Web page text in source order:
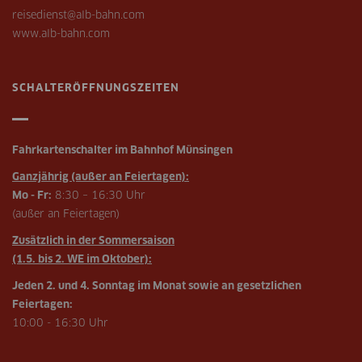
reisedienst@alb-bahn.com
www.alb-bahn.com
SCHALTERÖFFNUNGSZEITEN
Fahrkartenschalter im Bahnhof Münsingen
Ganzjährig (außer an Feiertagen):
Mo - Fr: 8:30 – 16:30 Uhr
(außer an Feiertagen)
Zusätzlich in der Sommersaison
(1.5. bis 2. WE im Oktober):
Jeden 2. und 4. Sonntag im Monat sowie an gesetzlichen
Feiertagen:
10:00 - 16:30 Uhr